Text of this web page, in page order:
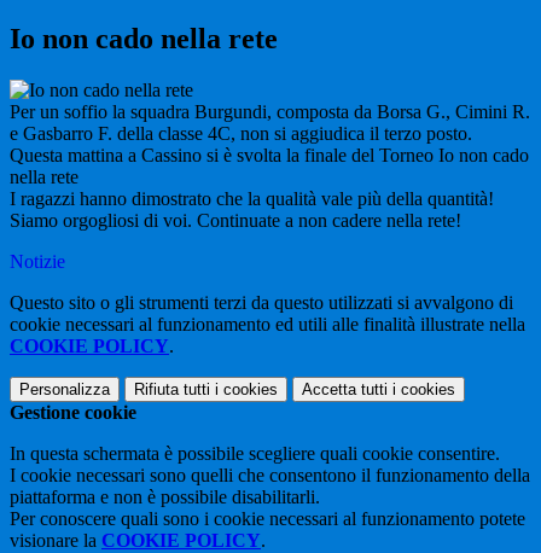
Io non cado nella rete
Per un soffio la squadra Burgundi, composta da Borsa G., Cimini R.
e Gasbarro F. della classe 4C, non si aggiudica il terzo posto.
Questa mattina a Cassino si è svolta la finale del Torneo Io non cado
nella rete
I ragazzi hanno dimostrato che la qualità vale più della quantità!
Siamo orgogliosi di voi. Continuate a non cadere nella rete!
Notizie
Questo sito o gli strumenti terzi da questo utilizzati si avvalgono di
cookie necessari al funzionamento ed utili alle finalità illustrate nella
COOKIE POLICY.
Personalizza Rifiuta tutti i cookies Accetta tutti i cookies
Gestione cookie
In questa schermata è possibile scegliere quali cookie consentire.
I cookie necessari sono quelli che consentono il funzionamento della
piattaforma e non è possibile disabilitarli.
Per conoscere quali sono i cookie necessari al funzionamento potete
visionare la COOKIE POLICY.